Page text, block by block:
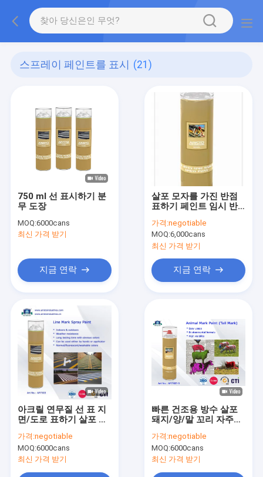
스프레이 페인트를 표시 (21)
750 ml 선 표시하기 분
무 도장
MOQ:6000cans
최신 가격 받기
지금 연락
살포 모자를 가진 반점
표하기 페인트 임시 반
한 벨브를 조사하십시오
가격:negotiable
MOQ:6,000cans
최신 가격 받기
지금 연락
아크릴 연무질 선 표 지
면/도로 표하기 살포 회
가격:negotiable
MOQ:6000cans
최신 가격 받기
빠른 건조용 방수 살포
돼지/양/말 꼬리 자주색
성 표 페인트
가격:negotiable
MOQ:6000cans
최신 가격 받기